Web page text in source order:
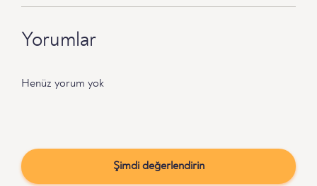
Yorumlar
Henüz yorum yok
Şimdi değerlendirin